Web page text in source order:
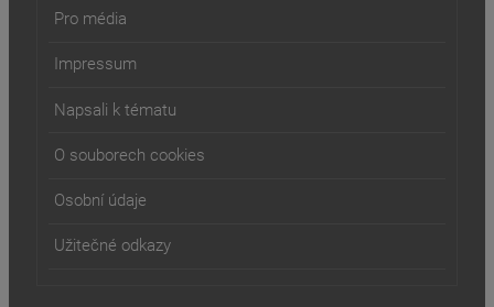
Pro média
Impressum
Napsali k tématu
O souborech cookies
Osobní údaje
Užitečné odkazy